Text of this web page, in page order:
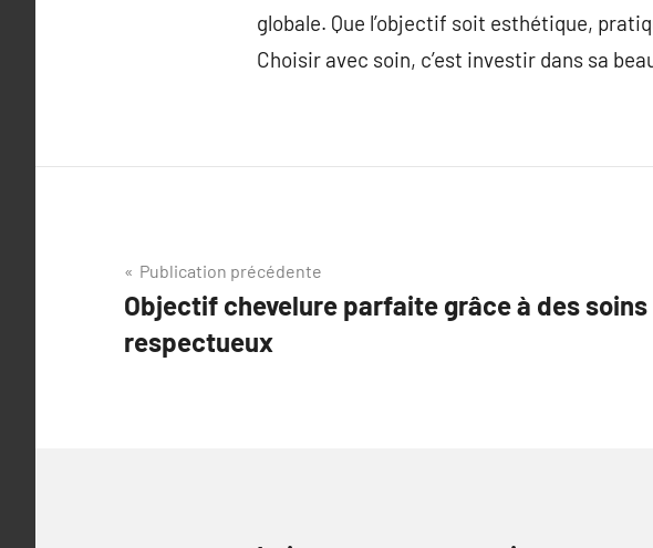
globale. Que l’objectif soit esthétique,
Choisir avec soin, c’est investir dans sa
Navigation
de
l’article
Publication précédente
Objectif chevelure parfaite grâce à des soins
respectueux